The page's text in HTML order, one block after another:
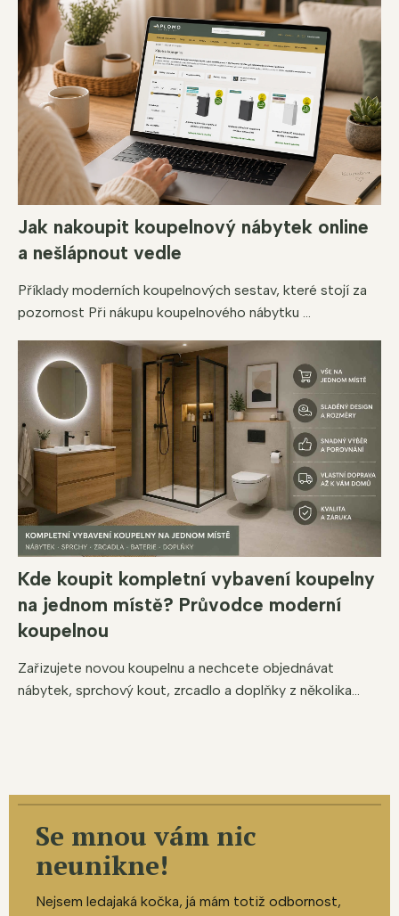
s
u
Jak nakoupit koupelnový nábytek online
a nešlápnout vedle
Příklady moderních koupelnových sestav, které stojí za
pozornost Při nákupu koupelnového nábytku ...
Kde koupit kompletní vybavení koupelny
na jednom místě? Průvodce moderní
koupelnou
Zařizujete novou koupelnu a nechcete objednávat
nábytek, sprchový kout, zrcadlo a doplňky z několika...
Se mnou vám nic
neunikne!
Nejsem ledajaká kočka, já mám totiž odbornost,